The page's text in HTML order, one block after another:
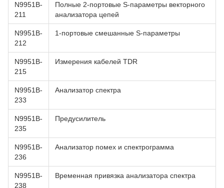
N9951B-
211
Полные 2-портовые S-параметры векторного
анализатора цепей
N9951B-
212
1-портовые смешанные S-параметры
N9951B-
215
Измерения кабелей TDR
N9951B-
233
Анализатор спектра
N9951B-
235
Предусилитель
N9951B-
236
Анализатор помех и спектрограмма
N9951B-
238
Временная привязка анализатора спектра